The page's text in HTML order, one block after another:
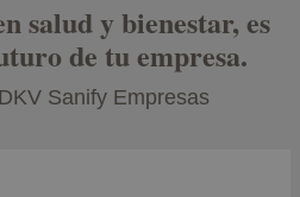
salud y bienestar, es
de tu empresa.
Sanify Empresas